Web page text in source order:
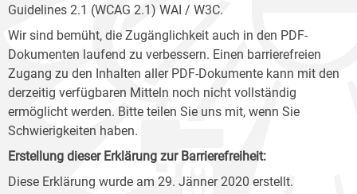
Guidelines 2.1 (WCAG 2.1) WAI / W3C.
Wir sind bemüht, die Zugänglichkeit auch in den PDF-
Dokumenten laufend zu verbessern. Einen barrierefreien
Zugang zu den Inhalten aller PDF-Dokumente kann mit den
derzeitig verfügbaren Mitteln noch nicht vollständig
ermöglicht werden. Bitte teilen Sie uns mit, wenn Sie
Schwierigkeiten haben.
Erstellung dieser Erklärung zur Barrierefreiheit:
Diese Erklärung wurde am 29. Jänner 2020 erstellt.